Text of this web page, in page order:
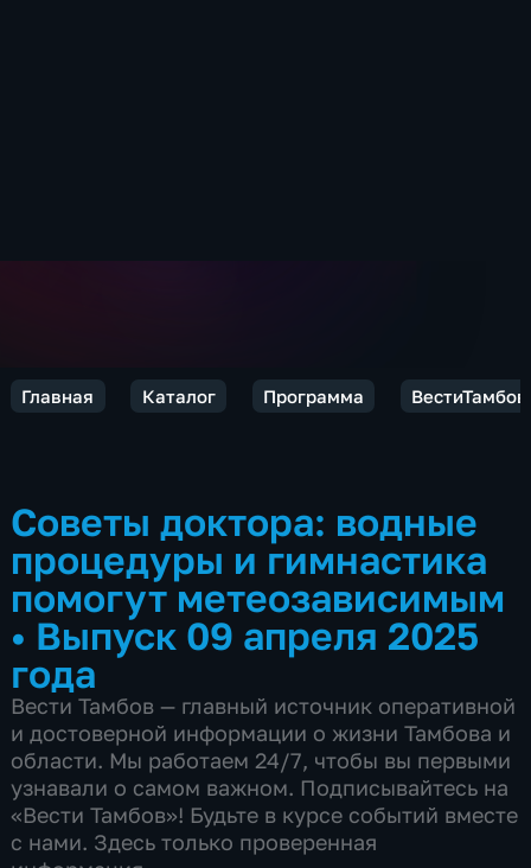
Главная Каталог Программа ВестиТамбов
Советы доктора: водные
процедуры и гимнастика
помогут метеозависимым
• Выпуск 09 апреля 2025
года
Вести Тамбов — главный источник оперативной
и достоверной информации о жизни Тамбова и
области. Мы работаем 24/7, чтобы вы первыми
узнавали о самом важном. Подписывайтесь на
«Вести Тамбов»! Будьте в курсе событий вместе
с нами. Здесь только проверенная